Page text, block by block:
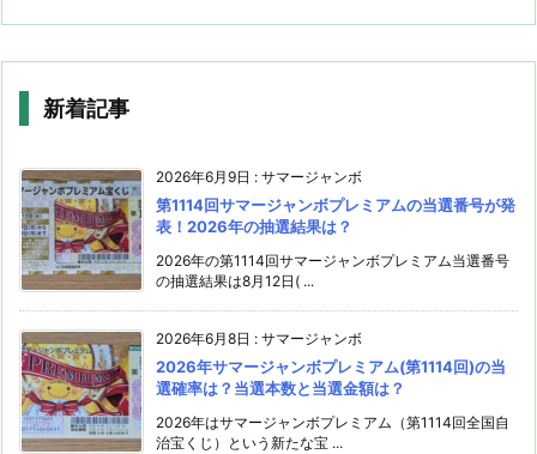
新着記事
2026年6月9日 : サマージャンボ
第1114回サマージャンボプレミアムの当選番号が発
表！2026年の抽選結果は？
2026年の第1114回サマージャンボプレミアム当選番号
の抽選結果は8月12日( ...
2026年6月8日 : サマージャンボ
2026年サマージャンボプレミアム(第1114回)の当
選確率は？当選本数と当選金額は？
2026年はサマージャンボプレミアム（第1114回全国自
治宝くじ）という新たな宝 ...